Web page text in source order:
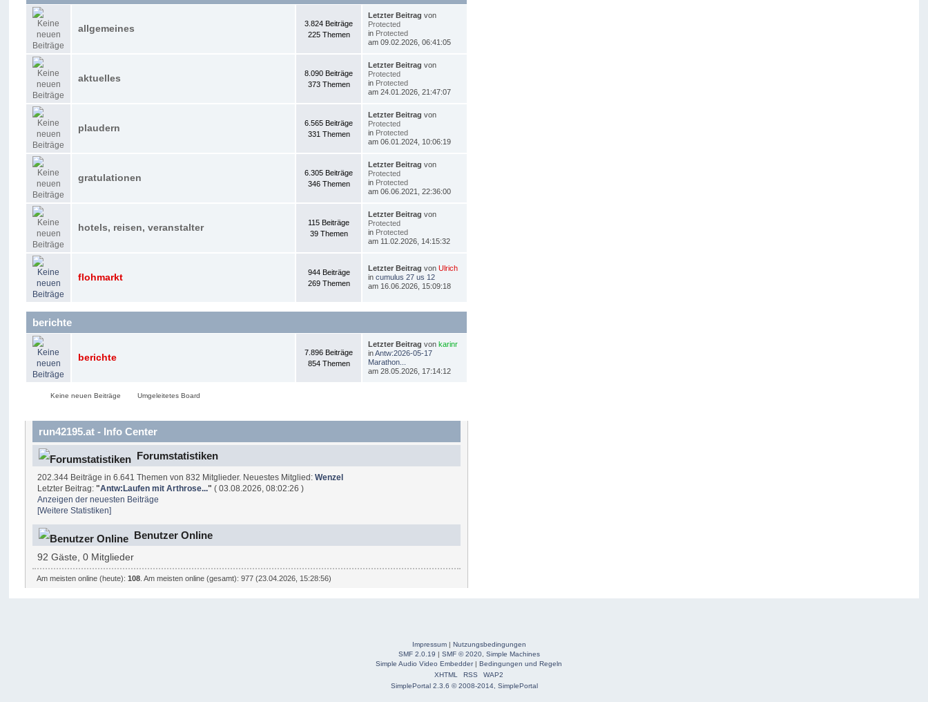
allgemeines
3.824 Beiträge
225 Themen
Letzter Beitrag von
Protected
in Protected
am 09.02.2026, 06:41:05
aktuelles
8.090 Beiträge
373 Themen
Letzter Beitrag von
Protected
in Protected
am 24.01.2026, 21:47:07
plaudern
6.565 Beiträge
331 Themen
Letzter Beitrag von
Protected
in Protected
am 06.01.2024, 10:06:19
gratulationen
6.305 Beiträge
346 Themen
Letzter Beitrag von
Protected
in Protected
am 06.06.2021, 22:36:00
hotels, reisen, veranstalter
115 Beiträge
39 Themen
Letzter Beitrag von
Protected
in Protected
am 11.02.2026, 14:15:32
flohmarkt
944 Beiträge
269 Themen
Letzter Beitrag von Ulrich
in cumulus 27 us 12
am 16.06.2026, 15:09:18
berichte
berichte
7.896 Beiträge
854 Themen
Letzter Beitrag von karinr
inAntw:2026-05-17
Marathon...
am 28.05.2026, 17:14:12
Keine neuen Beiträge Umgeleitetes Board
run42195.at - Info Center
Forumstatistiken
202.344 Beiträge in 6.641 Themen von 832 Mitglieder. Neuestes Mitglied: Wenzel
Letzter Beitrag: "Antw:Laufen mit Arthrose..." ( 03.08.2026, 08:02:26 )
Anzeigen der neuesten Beiträge
[Weitere Statistiken]
Benutzer Online
92 Gäste, 0 Mitglieder
Am meisten online (heute): 108. Am meisten online (gesamt): 977 (23.04.2026, 15:28:56)
Impressum| Nutzungsbedingungen
SMF 2.0.19 | SMF © 2020, Simple Machines
Simple Audio Video Embedder|Bedingungen und Regeln
XHTML
RSS
WAP2
SimplePortal 2.3.6 © 2008-2014, SimplePortal